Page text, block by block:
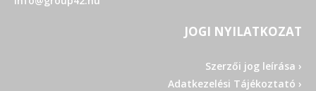
JOGI NYILATKOZAT
Szerzői jog leírása ›
Adatkezelési Tájékoztató ›